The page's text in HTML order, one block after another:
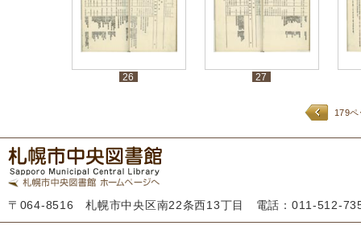
26 27
179
〒064-8516 札幌市中央区南22条西13丁目 電話：011-512-